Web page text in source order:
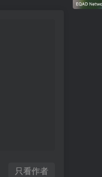
只看作者